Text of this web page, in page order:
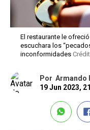
El restaurante le
escuchara los
inconformidades
Por Armando
19 Jun 2023,